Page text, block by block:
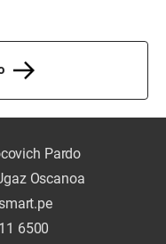
Pardo
Oscanoa
6500